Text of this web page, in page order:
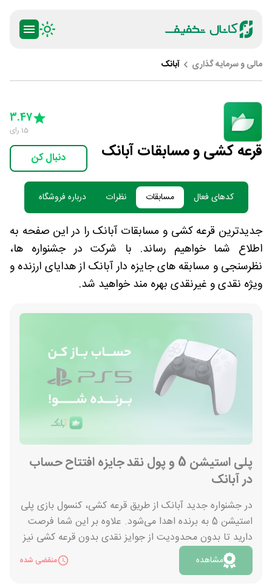
مالی و سرمایه گذاری آبانک
قرعه کشی و مسابقات آبانک
3 Stars
4 Stars
5 Stars
3.47
15 رای
دنبال کن
کدهای فعال مسابقات نظرات درباره فروشگاه
جدیدترین قرعه کشی و مسابقات آبانک را در این صفحه به
اطلاع شما خواهیم رساند. با شرکت در جشنواره ها،
نظرسنجی و مسابقه های جایزه دار آبانک از هدایای ارزنده و
ویژه نقدی و غیرنقدی بهره مند خواهید شد.
پلی استیشن 5 و پول نقد جایزه افتتاح حساب
در آبانک
در جشنواره جدید آبانک از طریق قرعه کشی، کنسول بازی پلی
استیشن 5 به برنده اهدا می‌شود. علاوه بر این شما فرصت
دارید تا بدون محدودیت از جوایز نقدی بدون قرعه کشی نیز
بهره مند شوید. در واقع برای افتتاح حساب 100 امتیاز
مشاهده منقضی شده